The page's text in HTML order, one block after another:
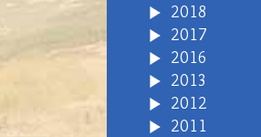
2018
2017
2016
2013
2012
2011